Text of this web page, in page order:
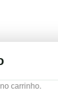
carrinho.